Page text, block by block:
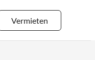
Vermieten